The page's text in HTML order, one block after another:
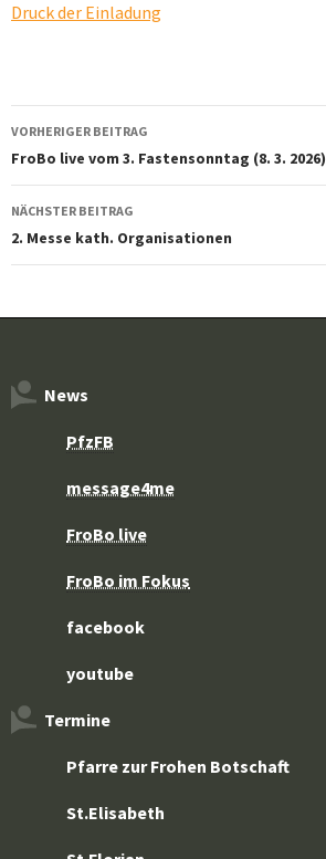
Druck der Einladung
Beitragsnavigation
VORHERIGER BEITRAG
FroBo live vom 3. Fastensonntag (8. 3. 2026)
NÄCHSTER BEITRAG
2. Messe kath. Organisationen
News
PfzFB
message4me
FroBo live
FroBo im Fokus
facebook
youtube
Termine
Pfarre zur Frohen Botschaft
St.Elisabeth